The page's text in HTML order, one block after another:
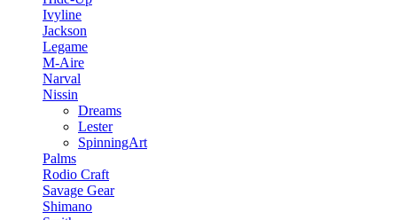
Ivyline
Jackson
Legame
M-Aire
Narval
Nissin
Dreams
Lester
SpinningArt
Palms
Rodio Craft
Savage Gear
Shimano